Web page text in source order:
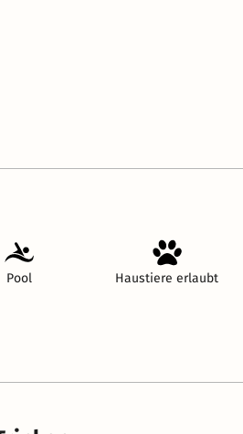
Pool Haustiere erlaubt